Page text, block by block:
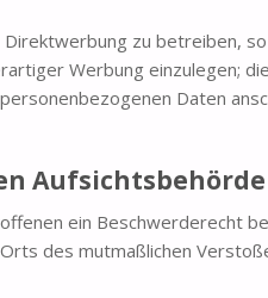
zu betreiben,
Werbung einzulegen;
Daten
Aufsichtsbehörde
ein Beschwerderecht
des mutmaßlichen